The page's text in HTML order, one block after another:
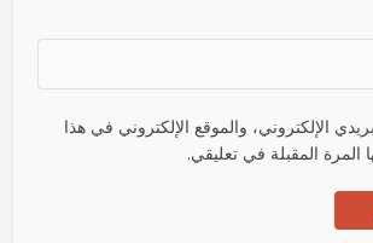
الإلكتروني، والموقع الإلكتروني في هذا
المرة المقبلة في تعليقي.